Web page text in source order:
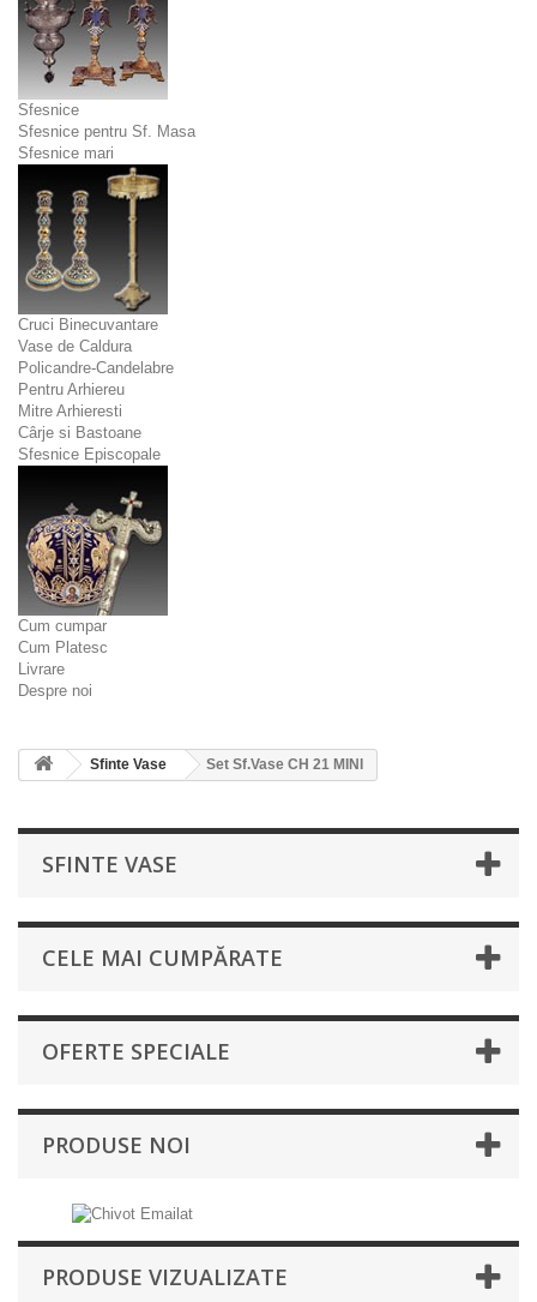
Sfesnice
Sfesnice pentru Sf. Masa
Sfesnice mari
Cruci Binecuvantare
Vase de Caldura
Policandre-Candelabre
Pentru Arhiereu
Mitre Arhieresti
Cârje si Bastoane
Sfesnice Episcopale
Cum cumpar
Cum Platesc
Livrare
Despre noi
Sfinte Vase Set Sf.Vase CH 21 MINI
SFINTE VASE
CELE MAI CUMPĂRATE
OFERTE SPECIALE
PRODUSE NOI
PRODUSE VIZUALIZATE